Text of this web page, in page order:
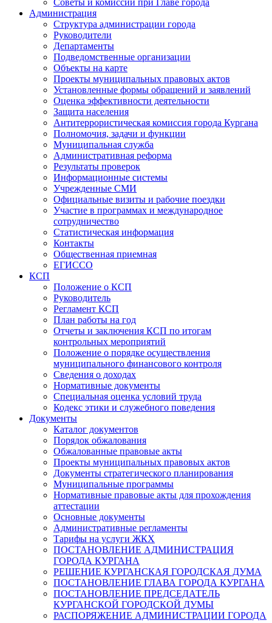
Советы и комиссии при Главе города
Администрация
Структура администрации города
Руководители
Департаменты
Подведомственные организации
Объекты на карте
Проекты муниципальных правовых актов
Установленные формы обращений и заявлений
Оценка эффективности деятельности
Защита населения
Антитеррористическая комиссия города Кургана
Полномочия, задачи и функции
Муниципальная служба
Административная реформа
Результаты проверок
Информационные системы
Учрежденные СМИ
Официальные визиты и рабочие поездки
Участие в программах и международное
сотрудничество
Статистическая информация
Контакты
Общественная приемная
ЕГИССО
КСП
Положение о КСП
Руководитель
Регламент КСП
План работы на год
Отчеты и заключения КСП по итогам
контрольных мероприятий
Положение о порядке осуществления
муниципального финансового контроля
Сведения о доходах
Нормативные документы
Специальная оценка условий труда
Кодекс этики и служебного поведения
Документы
Каталог документов
Порядок обжалования
Обжалованные правовые акты
Проекты муниципальных правовых актов
Документы стратегического планирования
Муниципальные программы
Нормативные правовые акты для прохождения
аттестации
Основные документы
Административные регламенты
Тарифы на услуги ЖКХ
ПОСТАНОВЛЕНИЕ АДМИНИСТРАЦИЯ
ГОРОДА КУРГАНА
РЕШЕНИЕ КУРГАНСКАЯ ГОРОДСКАЯ ДУМА
ПОСТАНОВЛЕНИЕ ГЛАВА ГОРОДА КУРГАНА
ПОСТАНОВЛЕНИЕ ПРЕДСЕДАТЕЛЬ
КУРГАНСКОЙ ГОРОДСКОЙ ДУМЫ
РАСПОРЯЖЕНИЕ АДМИНИСТРАЦИИ ГОРОДА